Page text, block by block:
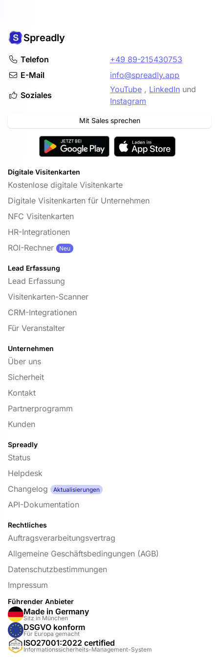
Spreadly
Telefon
+49 89-215430753
E-Mail
info@spreadly.app
Soziales
YouTube , LinkedIn und
Instagram
Mit Sales sprechen
Digitale Visitenkarten
Kostenlose digitale Visitenkarte
Digitale Visitenkarten für Unternehmen
NFC Visitenkarten
HR-Integrationen
ROI-Rechner
Neu
Lead Erfassung
Lead Erfassung
Visitenkarten-Scanner
CRM-Integrationen
Für Veranstalter
Unternehmen
Über uns
Sicherheit
Kontakt
Partnerprogramm
Kunden
Spreadly
Status
Helpdesk
Changelog
Aktualisierungen
API-Dokumentation
Rechtliches
Auftragsverarbeitungsvertrag
Allgemeine Geschäftsbedingungen (AGB)
Datenschutzbestimmungen
Impressum
Führender Anbieter
Made in Germany
Sitz in München
DSGVO konform
Für Europa gemacht
ISO27001:2022 certified
Informationssicherheits-Management-System